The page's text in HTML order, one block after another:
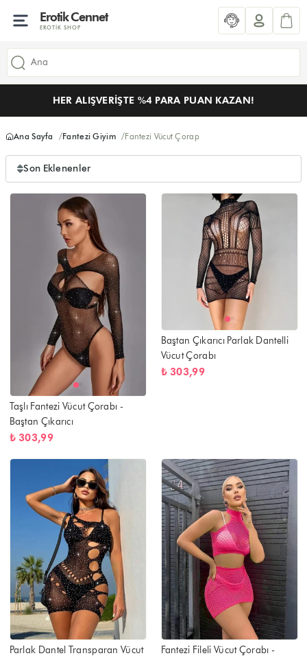
Erotik Cennet
EROTIK SHOP
HER ALIŞVERIŞTE %4 PARA PUAN KAZAN!
Ana Sayfa Fantezi Giyim Fantezi Vücut Çorap
Son Eklenenler
Taşlı Fantezi Vücut Çorabı -
Baştan Çıkarıcı
₺ 303,99
Baştan Çıkarıcı Parlak Dantelli
Vücut Çorabı
₺ 303,99
Parlak Dantel Transparan Vücut
Fantezi Fileli Vücut Çorabı -